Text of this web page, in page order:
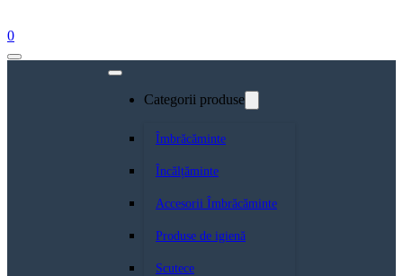
0
Categorii produse
Îmbrăcăminte
Încălțăminte
Accesorii Îmbrăcăminte
Produse de igienă
Scutece